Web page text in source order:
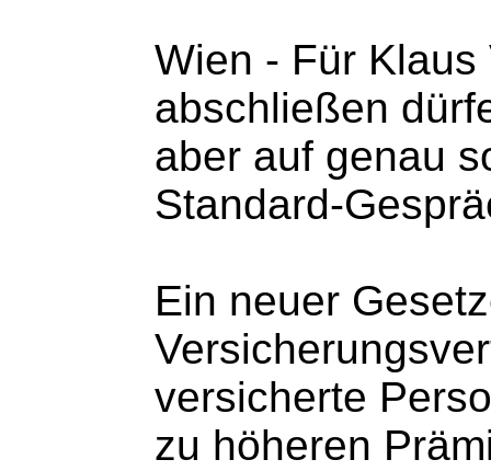
Wien - Für
abschließen
aber auf genau
Standard-
Ein neuer
versicherte
zu höheren